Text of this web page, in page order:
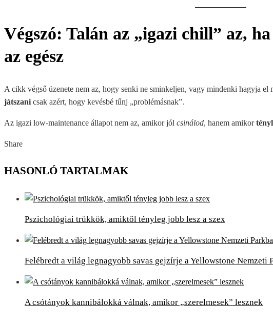
Végszó: Talán az „igazi chill” az,
az egész
A cikk végső üzenete nem az, hogy senki ne sminkeljen, vagy mindenki hagyja el
játszani csak azért, hogy kevésbé tűnj „problémásnak”.
Az igazi low-maintenance állapot nem az, amikor jól csinálod, hanem amikor
Share
HASONLÓ TARTALMAK
Pszichológiai trükkök, amiktől tényleg jobb lesz a szex
Felébredt a világ legnagyobb savas gejzírje a Yellowstone Nemzeti
A csótányok kannibálokká válnak, amikor „szerelmesek” lesznek